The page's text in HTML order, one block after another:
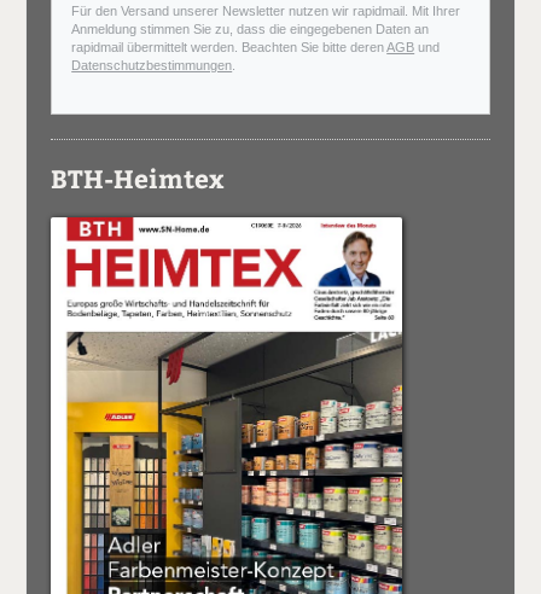
Für den Versand unserer Newsletter nutzen wir rapidmail. Mit Ihrer
Anmeldung stimmen Sie zu, dass die eingegebenen Daten an
rapidmail übermittelt werden. Beachten Sie bitte derenAGB und
Datenschutzbestimmungen
BTH-Heimtex